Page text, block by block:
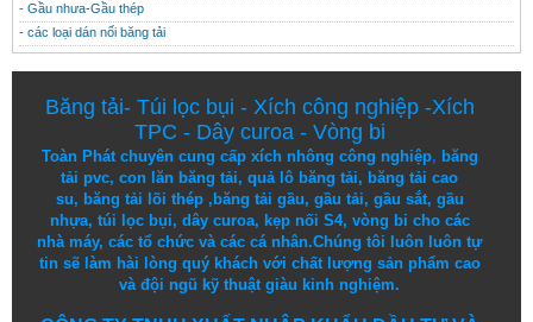
- Gầu nhưa-Gầu thép
- các loại dán nối băng tải
Băng tải- Túi lọc bụi - Xích công nghiệp-Xích
TPC - Dây curoa- Vòng bi
Toàn Phát chuyên cung cấp xích nhông công nghiệp, băng
tải pvc,con lăn băng tải,quả lô băng tải, băng tải cao
su, băng tải lõi thép, băng tải gầu, gầu tải, gầu sắt, gầu
nhựa, túi lọc bụi, dây curoa, kẹp nối S4, vòng bi cho các
nhà máy, các tổ chức và các cá nhân.Chúng tôi luôn luôn tự
tin sẽ làm hài lòng quý khách với chất lượng sảnphẩm cao
vàđội ngũ kỹ thuậtgiàu kinh nghiệm.